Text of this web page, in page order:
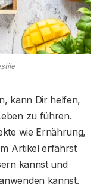
kann Dir helfen,
zu führen.
wie Ernährung,
Artikel erfährst
kannst und
kannst.